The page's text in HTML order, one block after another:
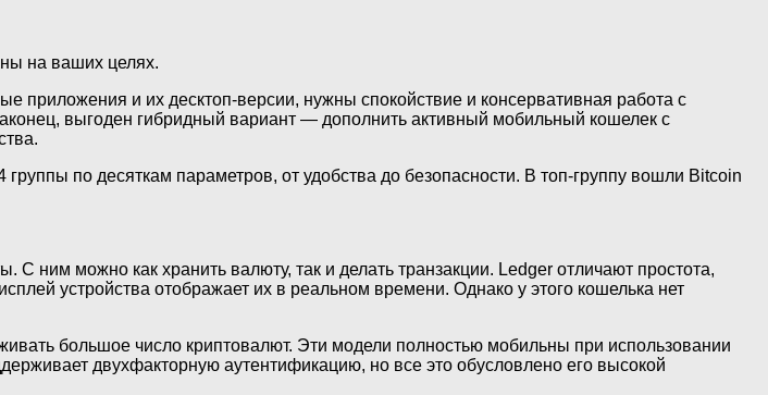
на ваших целях.
приложения и их десктоп-версии, нужны спокойствие и консервативная работа с
выгоден гибридный вариант — дополнить активный мобильный кошелек с
по десяткам параметров, от удобства до безопасности. В топ-группу вошли Bitcoin
ним можно как хранить валюту, так и делать транзакции. Ledger отличают простота,
устройства отображает их в реальном времени. Однако у этого кошелька нет
большое число криптовалют. Эти модели полностью мобильны при использовании
двухфакторную аутентификацию, но все это обусловлено его высокой